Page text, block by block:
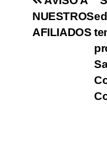
NUESTROS
AFILIADOS